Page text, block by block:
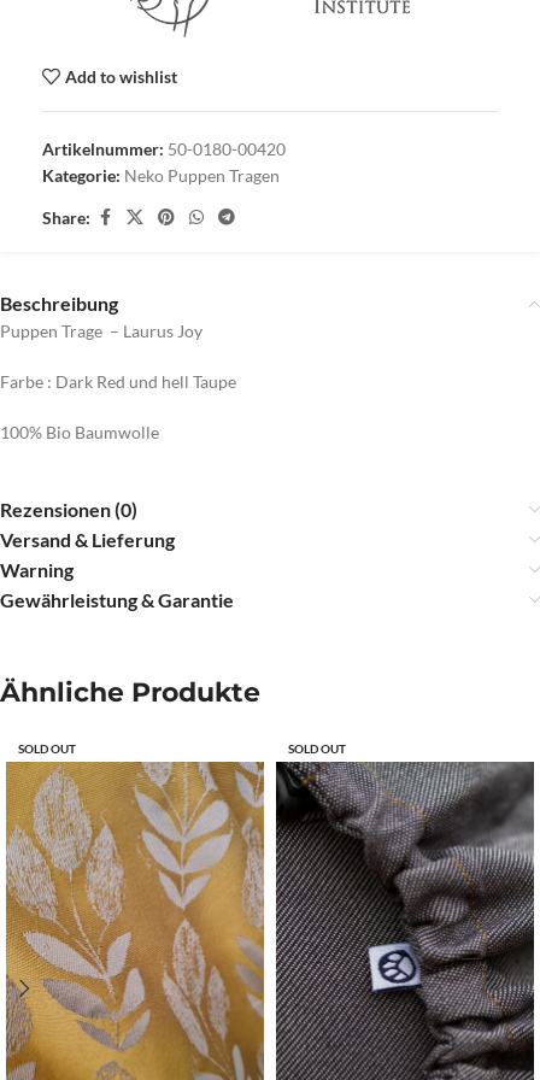
Add to wishlist
Artikelnummer: 50-0180-00420
Kategorie: Neko Puppen Tragen
Share:
Beschreibung
Puppen Trage – Laurus Joy
Farbe : Dark Red und hell Taupe
100% Bio Baumwolle
Rezensionen (0)
Versand & Lieferung
Warning
Gewährleistung & Garantie
Ähnliche Produkte
SOLD OUT SOLD OUT